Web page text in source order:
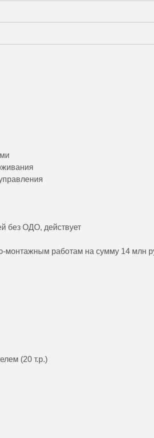
без ОДО, действует
монтажным работам на сумму 14 млн
(20 т.р.)